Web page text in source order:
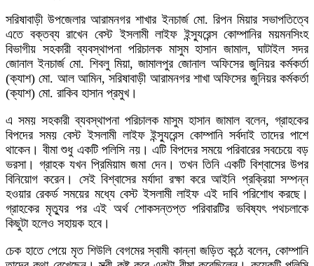
সরিষাবাড়ী উপজেলার আরামনগর শাখার ইনচার্জ মো. রিপন মিয়ার সভাপতিত্বে
এতে বক্তব্য রাখেন বেস্ট ইসলামী লাইফ ইন্স্যুরেন্স কোম্পানির ময়মনসিংহ
বিভাগীয় সহকারী ব্যবস্থাপনা পরিচালক মাসুম হাসান জামাল, ঘাটাইল সদর
জোনাল ইনচার্জ মো. শিবলু মিয়া, জামালপুর জোনাল অফিসের জুনিয়র কর্মকর্তা
(ক্যাশ) মো. আল আমিন, সরিষাবাড়ী আরামনগর শাখা অফিসের জুনিয়র কর্মকর্তা
(ক্যাশ) মো. রাকিব হাসান প্রমুখ।
এ সময় সহকারী ব্যবস্থাপনা পরিচালক মাসুম হাসান জামাল বলেন, গ্রাহকের
বিপদের সময় বেস্ট ইসলামী লাইফ ইন্স্যুরেন্স কোম্পানি সর্বদাই তাদের পাশে
থাকেন। বীমা শুধু একটি পলিসি নয়। এটি বিপদের সময়ে পরিবারের সবচেয়ে বড়
ভরসা। গ্রাহক যখন প্রিমিয়াম জমা দেন। তখন তিনি একটি বিশ্বাসের উপর
বিনিয়োগ করেন। সেই বিশ্বাসের মর্যাদা রক্ষা করে আইনি প্রক্রিয়া সম্পন্ন
হওয়ার রেকর্ড সময়ের মধ্যে বেস্ট ইসলামী লাইফ এই দাবি পরিশোধ করছে।
গ্রাহকের মৃত্যুর পর এই অর্থ শোকসন্তপ্ত পরিবারটির ভবিষ্যৎ পথচলাকে
কিছুটা হলেও সহায়ক হবে।
চেক হাতে পেয়ে মৃত শিউলি বেগমের স্বামী কান্না জড়িত কন্ঠে বলেন, কোম্পানি